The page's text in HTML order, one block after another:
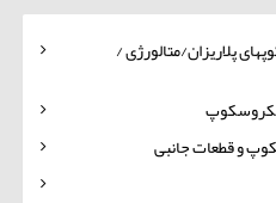
پلاریزان/متالورژی /
و قطعات جانبی